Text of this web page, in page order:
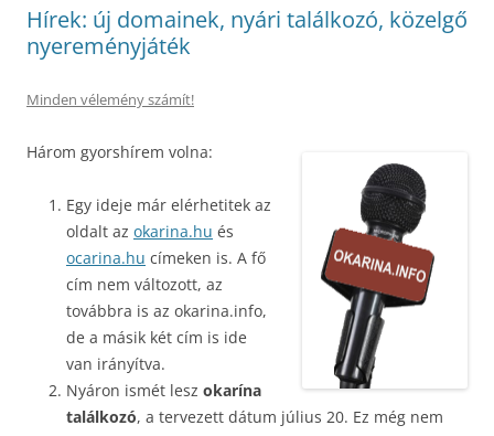
Hírek: új domainek, nyári találkozó, közelgő
nyereményjáték
Minden vélemény számít!
Három gyorshírem volna:
Egy ideje már elérhetitek az
oldalt az okarina.hu és
ocarina.hu címeken is. A fő
cím nem változott, az
továbbra is az okarina.info,
de a másik két cím is ide
van irányítva.
Nyáron ismét lesz okarína
találkozó, a tervezett dátum július 20. Ez még nem